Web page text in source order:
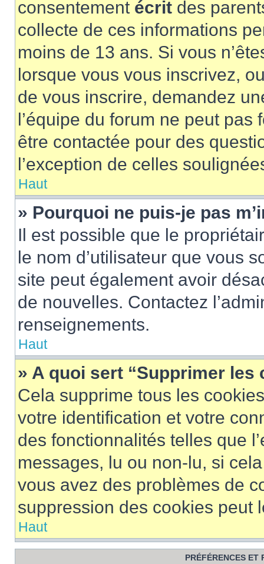
consentement écrit des
collecte de ces informations
moins de 13 ans. Si vous
lorsque vous vous inscrivez,
de vous inscrire, demandez
l’équipe du forum ne peut
être contactée pour des
l’exception de celles
Haut
» Pourquoi ne puis-je pas
Il est possible que le
le nom d’utilisateur que vous
site peut également avoir
de nouvelles. Contactez
renseignements.
Haut
» A quoi sert “Supprimer les
Cela supprime tous les
votre identification et votre
des fonctionnalités telles que
messages, lu ou non-lu, si
vous avez des problèmes de
suppression des cookies peut
Haut
PRÉFÉRENCES ET